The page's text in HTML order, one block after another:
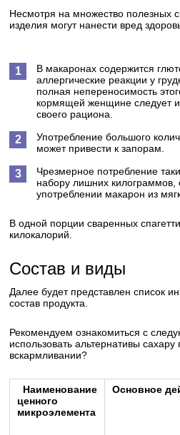
Несмотря на множество полезных
изделия могут нанести вред
В макаронах содержится
аллергические реакции у
полная непереносимость
кормящей женщине следует
своего рациона.
Употребление большого
может привести к запорам.
Чрезмерное потребление
набору лишних килограммов,
употреблении макарон из
В одной порции сваренных
килокалорий.
Состав и виды
Далее будет представлен список
состав продукта.
Рекомендуем ознакомиться с
использовать альтернативы сахару
вскармливании?
Наименование
ценного
микроэлемента
Основное